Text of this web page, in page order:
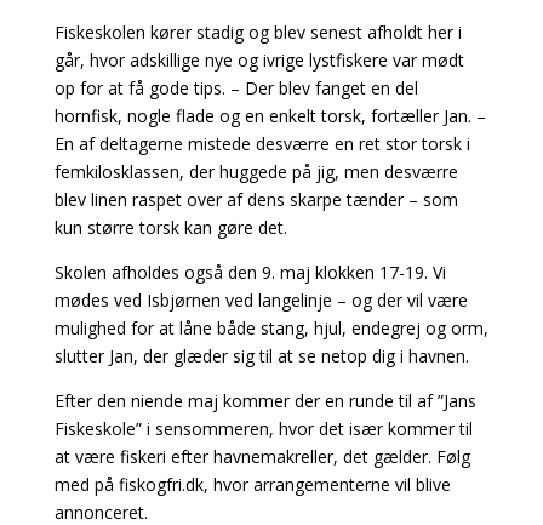
Fiskeskolen kører stadig og blev senest afholdt her i
går, hvor adskillige nye og ivrige lystfiskere var mødt
op for at få gode tips. – Der blev fanget en del
hornfisk, nogle flade og en enkelt torsk, fortæller Jan. –
En af deltagerne mistede desværre en ret stor torsk i
femkilosklassen, der huggede på jig, men desværre
blev linen raspet over af dens skarpe tænder – som
kun større torsk kan gøre det.
Skolen afholdes også den 9. maj klokken 17-19. Vi
mødes ved Isbjørnen ved langelinje – og der vil være
mulighed for at låne både stang, hjul, endegrej og orm,
slutter Jan, der glæder sig til at se netop dig i havnen.
Efter den niende maj kommer der en runde til af ”Jans
Fiskeskole” i sensommeren, hvor det især kommer til
at være fiskeri efter havnemakreller, det gælder. Følg
med på fiskogfri.dk, hvor arrangementerne vil blive
annonceret.